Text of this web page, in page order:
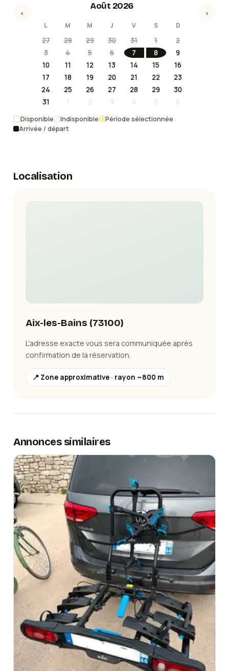
‹
Août 2026
L M M J V S D
27 28 29 30 31 1
2
3
4 5 6 7 8
9
10
11 12 13 14 15
16
17
18 19 20 21 22
23
24
25 26 27 28 29
30
31
1 2 3 4 5 6
›
Disponible Indisponible
Période sélectionnée
Arrivée / départ
Localisation
Aix-les-Bains (73100)
L'adresse exacte vous sera communiquée après
confirmation de la réservation.
📍 Zone approximative · rayon ~800 m
Annonces similaires